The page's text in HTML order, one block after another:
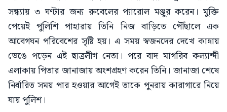
সন্ধ্যায় ৩ ঘণ্টার জন্য রুবেলের প্যারোল মঞ্জুর করেন। মুক্তি
পেয়েই পুলিশি পাহারায় তিনি নিজ বাড়িতে পৌঁছালে এক
আবেগঘন পরিবেশের সৃষ্টি হয়। এ সময় স্বজনদের দেখে কান্নায়
ভেঙে পড়েন এই ছাত্রলীগ নেতা। পরে বাদ মাগরিব কল্যান্দী
এলাকায় পিতার জানাজায় অংশগ্রহণ করেন তিনি। জানাজা শেষে
নির্ধারিত সময় পার হওয়ার আগেই তাকে পুনরায় কারাগারে নিয়ে
যায় পুলিশ।